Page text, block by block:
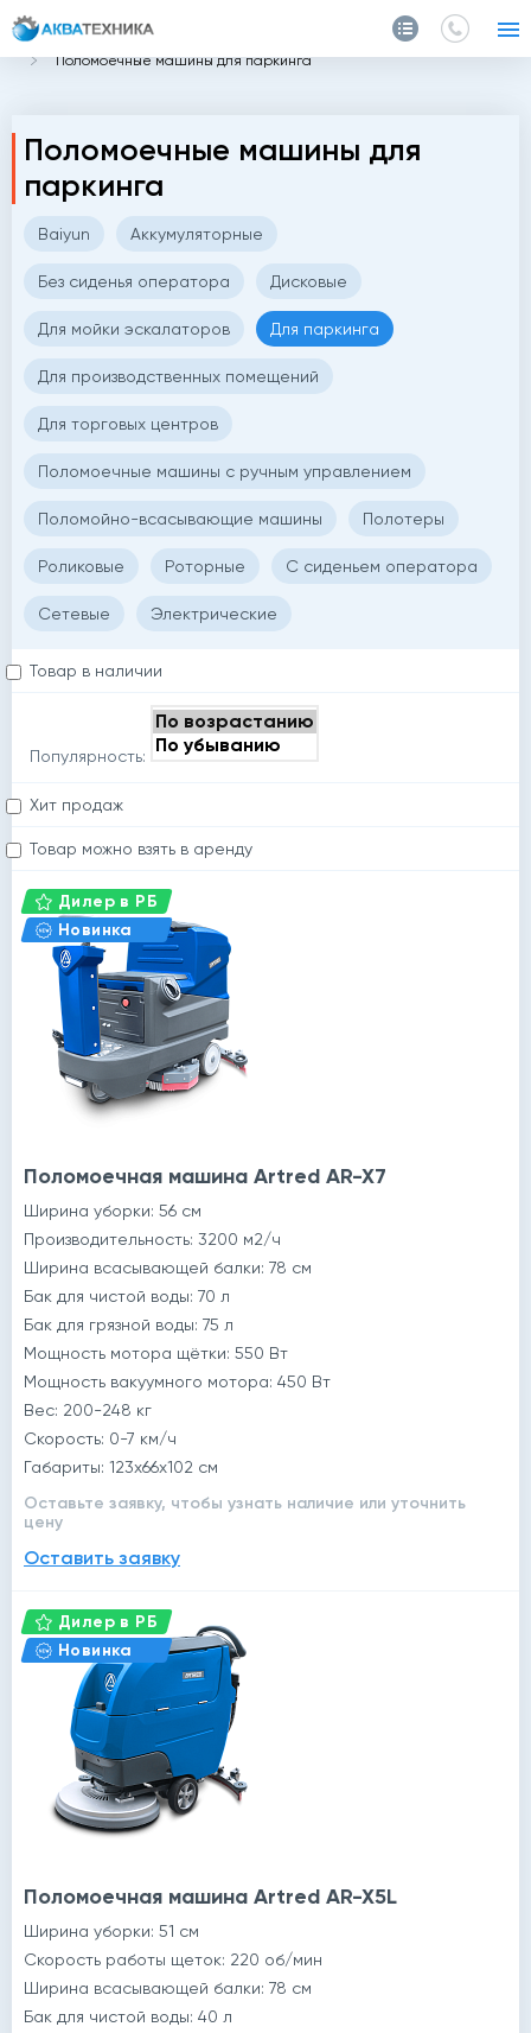
Главная Каталог
Поломоечные машины для паркинга
Поломоечные машины для
паркинга
Baiyun Аккумуляторные
Без сиденья оператора Дисковые
Для мойки эскалаторов Для паркинга
Для производственных помещений
Для торговых центров
Поломоечные машины с ручным управлением
Поломойно-всасывающие машины Полотеры
Роликовые Роторные С сиденьем оператора
Сетевые Электрические
Товар в наличии
Популярность:
Хит продаж
Товар можно взять в аренду
Дилер в РБ
Новинка
Поломоечная машина Artred AR-X7
Ширина уборки: 56 см
Производительность: 3200 м2/ч
Ширина всасывающей балки: 78 cм
Бак для чистой воды: 70 л
Бак для грязной воды: 75 л
Мощность мотора щётки: 550 Вт
Мощность вакуумного мотора: 450 Вт
Вес: 200-248 кг
Скорость: 0-7 км/ч
Габариты: 123x66x102 см
Оставьте заявку, чтобы узнать наличие или уточнить
цену
Оставить заявку
Дилер в РБ
Новинка
Поломоечная машина Artred AR-X5L
Ширина уборки: 51 см
Скорость работы щеток: 220 об/мин
Ширина всасывающей балки: 78 cм
Бак для чистой воды: 40 л